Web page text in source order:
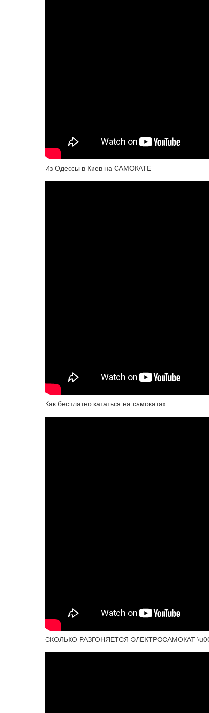
Из Одессы в Киев на САМОКАТЕ
Как бесплатно кататься на самокатах
СКОЛЬКО РАЗГОНЯЕТСЯ ЭЛЕКТРОСАМОКАТ